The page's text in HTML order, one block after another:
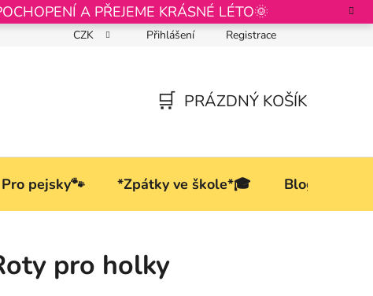
A PŘEJEME KRÁSNÉ LÉTO🌞
Podmínky ochrany osobních údajů
CZK Přihlášení Registrace
KOŠÍK
PRÁZDNÝ KOŠÍK
Pro pejsky🐾 *Zpátky ve škole*🎓 Blog
pro holky